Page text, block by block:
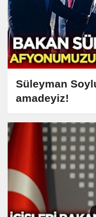
Süleyman
amadeyiz!